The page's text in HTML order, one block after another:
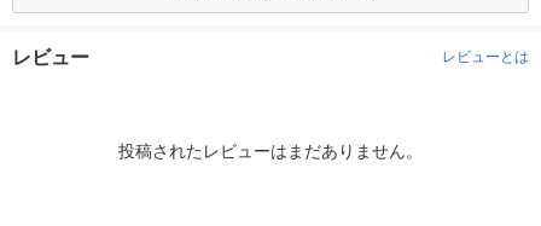
レビュー レビューとは
投稿されたレビューはまだありません。